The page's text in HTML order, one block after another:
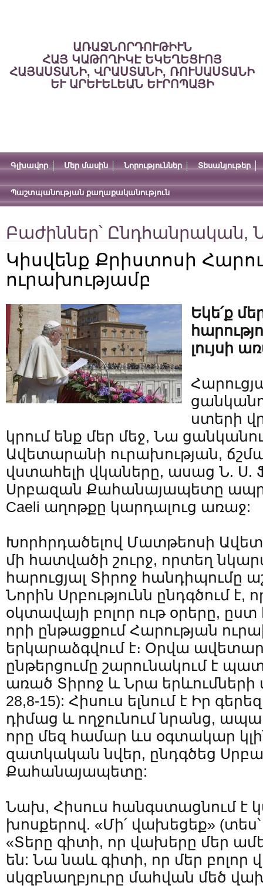
ԱՌԱՋՆՈՐԴՈՒԹԻՒՆ
ՀԱՅ ԿԱԹՈՂԻԿԷ ԵԿԵՂԵՑՒՈՅ
ՀԱՅԱՍՏԱՆԻ, ՎՐԱՍՏԱՆԻ, ՌՈՒՍԱՍՏԱՆԻ
ԵՒ ԱՐԵՒԵԼԵԱՆ ԵՒՐՈՊԱՅԻ
Գլխավոր Մեր մասին Նորություններ Տեսանյութեր
Պաշտպանության քաղաքականություն
Բաժիններ՝ Ընդհանրական,
Կիսվենք Քրիստոսի
ուրախությամբ
Եկե՛ք
լույսի
ստերի
կրում ենք մեր մեջ, Նա
Ավետարանի ուրախության,
վստահելի վկաները, ասաց Ն. Ս.
Սրբազան Քահանայապետը
Caeli աղոթքը կարդալուց առաջ:
Խորհրդածելով Մատթեոսի
մի հատվածի շուրջ, որտեղ
հարուցյալ Տիրոջ հանդիպումը
Նորին Սրբությունն ընդգծում
օկտավայի բոլոր ութ օրերը, ըստ
որի ընթացքում Հարության
երկարաձգվում է։ Օրվա
ընթերցումը շարունակում է
առած Տիրոջ և Նրա երևումների
28,8-15): Հիսուս ելնում է Իր
դիմաց և ողջունում նրանց,
որը մեզ համար ևս օգտակար
զատկական նվեր, ընդգծեց
Քահանայապետը:
Նախ, Հիսուս հանգստացնում է
խոսքերով. «Մի՛ վախեցեք»
«Տերը գիտի, որ վախերը մեր
են: Նա նաև գիտի, որ մեր բոլոր
սկզբնաղբյուրը մահվան մեծ